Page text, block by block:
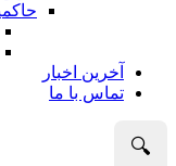
آخرین اخبار
تماس با ما
🔍